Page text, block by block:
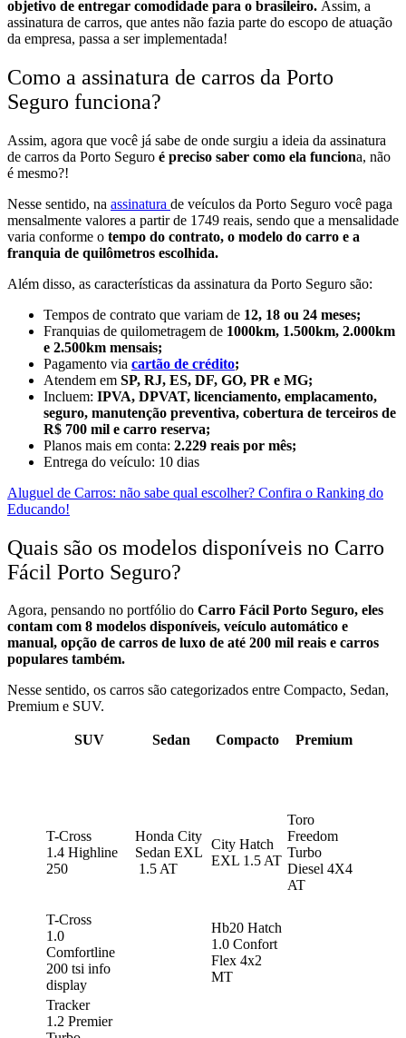
objetivo de entregar comodidade para o brasileiro. Assim, a
assinatura de carros, que antes não fazia parte do escopo de atuação
da empresa, passa a ser implementada!
Como a assinatura de carros da Porto
Seguro funciona?
Assim, agora que você já sabe de onde surgiu a ideia da assinatura
de carros da Porto Seguro é preciso saber como ela funciona, não
é mesmo?!
Nesse sentido, na assinatura de veículos da Porto Seguro você paga
mensalmente valores a partir de 1749 reais, sendo que a mensalidade
varia conforme o tempo do contrato, o modelo do carro e a
franquia de quilômetros escolhida.
Além disso, as características da assinatura da Porto Seguro são:
Tempos de contrato que variam de 12, 18 ou 24 meses;
Franquias de quilometragem de 1000km, 1.500km, 2.000km
e 2.500km mensais;
Pagamento via cartão de crédito;
Atendem em SP, RJ, ES, DF, GO, PR e MG;
Incluem: IPVA, DPVAT, licenciamento, emplacamento,
seguro, manutenção preventiva, cobertura de terceiros de
R$ 700 mil e carro reserva;
Planos mais em conta: 2.229 reais por mês;
Entrega do veículo: 10 dias
Aluguel de Carros: não sabe qual escolher? Confira o Ranking do
Educando!
Quais são os modelos disponíveis no Carro
Fácil Porto Seguro?
Agora, pensando no portfólio do Carro Fácil Porto Seguro, eles
contam com 8 modelos disponíveis, veículo automático e
manual, opção de carros de luxo de até 200 mil reais e carros
populares também.
Nesse sentido, os carros são categorizados entre Compacto, Sedan,
Premium e SUV.
SUV Sedan Compacto Premium
T-Cross
1.4 Highline
250
Honda City
Sedan EXL
1.5 AT
City Hatch
EXL 1.5 AT
Toro
Freedom
Turbo
Diesel 4X4
AT
T-Cross
1.0
Comfortline
200 tsi info
display
Hb20 Hatch
1.0 Confort
Flex 4x2
MT
Tracker
1.2 Premier